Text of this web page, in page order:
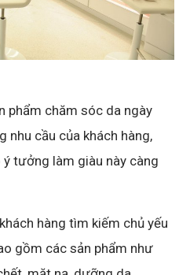
phẩm chăm sóc da ngày
nhu cầu của khách hàng,
ý tưởng làm giàu này càng
hàng tìm kiếm chủ yếu
gồm các sản phẩm như